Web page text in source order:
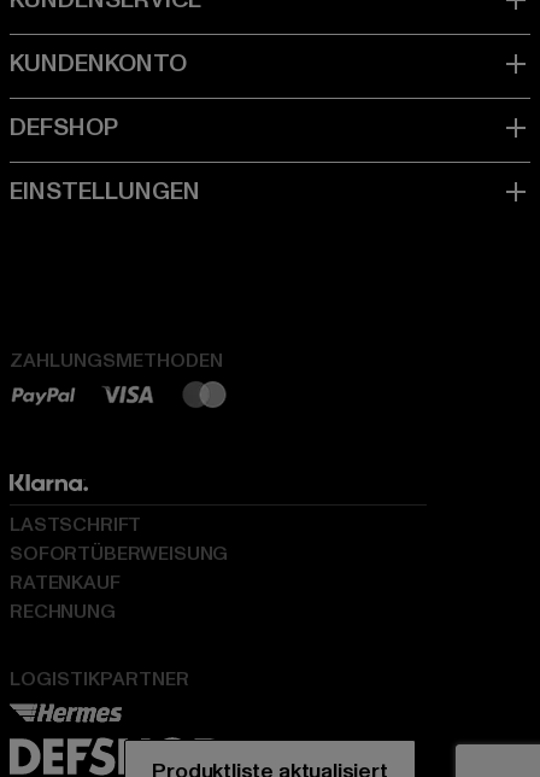
ZAHLUNGSMETHODEN
LOGISTIKPARTNER
LASTSCHRIFT
SOFORTÜBERWEISUNG
RATENKAUF
RECHNUNG